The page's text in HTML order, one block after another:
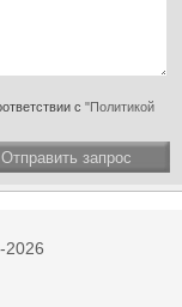
с "Политикой
Отправить запрос
2026